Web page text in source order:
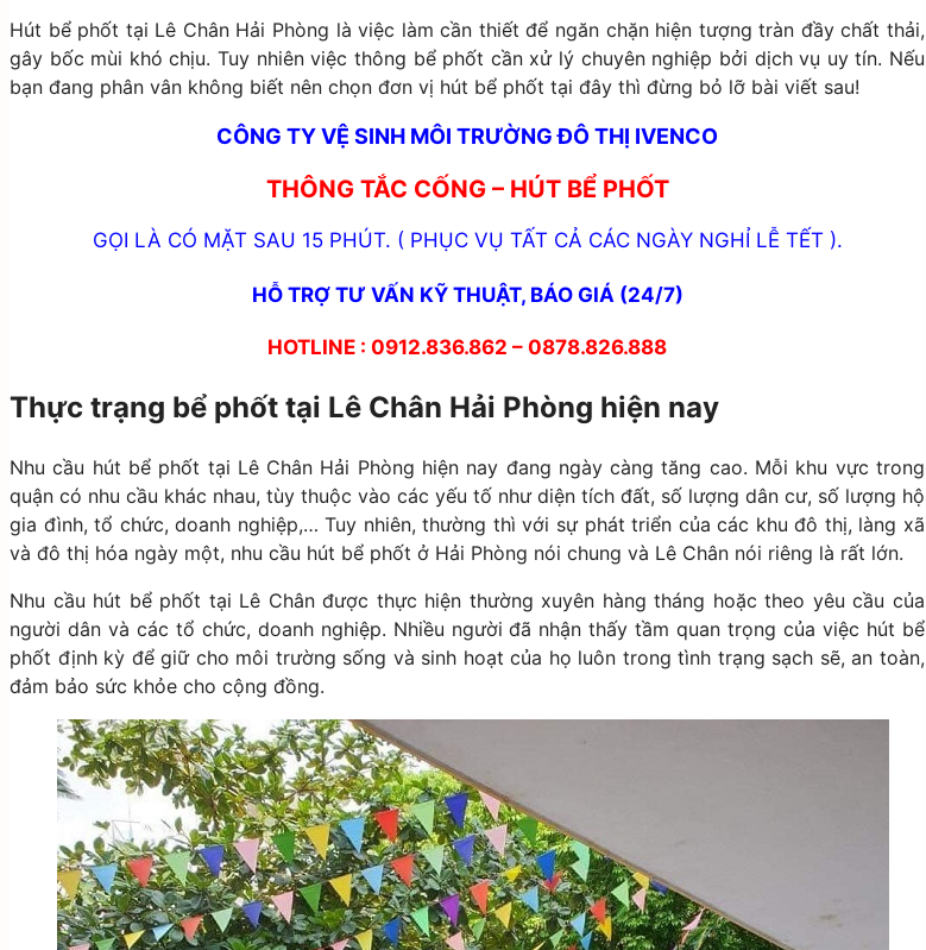
Hút bể phốt tại Lê Chân Hải Phòng là việc làm cần thiết để ngăn chặn hiện tượng tràn đầy chất thải,
gây bốc mùi khó chịu. Tuy nhiên việc thông bể phốt cần xử lý chuyên nghiệp bởi dịch vụ uy tín. Nếu
bạn đang phân vân không biết nên chọn đơn vị hút bể phốt tại đây thì đừng bỏ lỡ bài viết sau!
CÔNG TY VỆ SINH MÔI TRƯỜNG ĐÔ THỊ IVENCO
THÔNG TẮC CỐNG – HÚT BỂ PHỐT
GỌI LÀ CÓ MẶT SAU 15 PHÚT. ( PHỤC VỤ TẤT CẢ CÁC NGÀY NGHỈ LỄ TẾT ).
HỖ TRỢ TƯ VẤN KỸ THUẬT, BÁO GIÁ (24/7)
HOTLINE : 0912.836.862 – 0878.826.888
Thực trạng bể phốt tại Lê Chân Hải Phòng hiện nay
Nhu cầu hút bể phốt tại Lê Chân Hải Phòng hiện nay đang ngày càng tăng cao. Mỗi khu vực trong
quận có nhu cầu khác nhau, tùy thuộc vào các yếu tố như diện tích đất, số lượng dân cư, số lượng hộ
gia đình, tổ chức, doanh nghiệp,… Tuy nhiên, thường thì với sự phát triển của các khu đô thị, làng xã
và đô thị hóa ngày một, nhu cầu hút bể phốt ở Hải Phòng nói chung và Lê Chân nói riêng là rất lớn.
Nhu cầu hút bể phốt tại Lê Chân được thực hiện thường xuyên hàng tháng hoặc theo yêu cầu của
người dân và các tổ chức, doanh nghiệp. Nhiều người đã nhận thấy tầm quan trọng của việc hút bể
phốt định kỳ để giữ cho môi trường sống và sinh hoạt của họ luôn trong tình trạng sạch sẽ, an toàn,
đảm bảo sức khỏe cho cộng đồng.